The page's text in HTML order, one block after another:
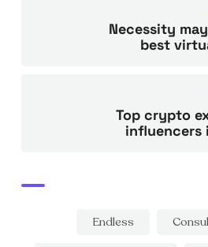
Necessity
best
Top crypto
influencers
Endless